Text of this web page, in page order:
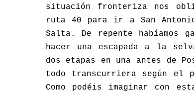
situación fronteriza nos
ruta 40 para ir a San
Salta. De repente habíamos
hacer una escapada a la
dos etapas en una antes de
todo transcurriera según el
Como podéis imaginar con